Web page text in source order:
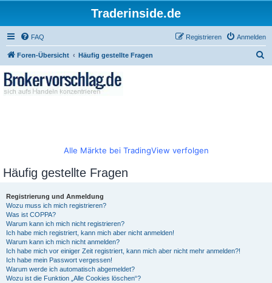
Traderinside.de
FAQ Anmelden
Registrieren
Foren-Übersicht Häufig gestellte Fragen
Alle Märkte bei TradingView verfolgen
Häufig gestellte Fragen
Registrierung und Anmeldung
Wozu muss ich mich registrieren?
Was ist COPPA?
Warum kann ich mich nicht registrieren?
Ich habe mich registriert, kann mich aber nicht anmelden!
Warum kann ich mich nicht anmelden?
Ich habe mich vor einiger Zeit registriert, kann mich aber nicht mehr anmelden?!
Ich habe mein Passwort vergessen!
Warum werde ich automatisch abgemeldet?
Wozu ist die Funktion „Alle Cookies löschen“?